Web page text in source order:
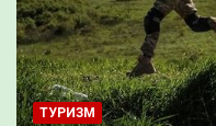
ТУРИЗМ